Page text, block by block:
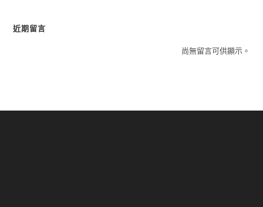
近期留言
尚無留言可供顯示。